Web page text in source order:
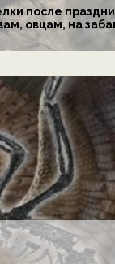
после
овцам, на
и леопардам